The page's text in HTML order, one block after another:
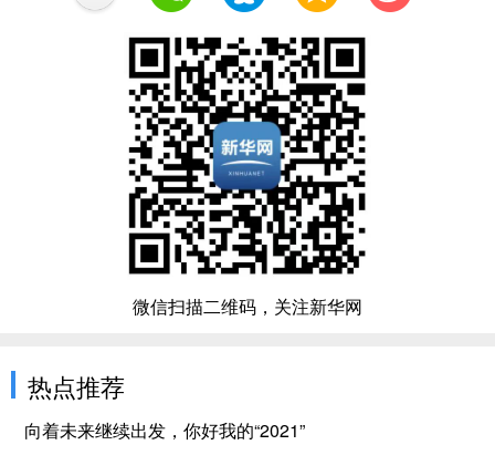
微信扫描二维码，关注新华网
热点推荐
向着未来继续出发，你好我的“2021”